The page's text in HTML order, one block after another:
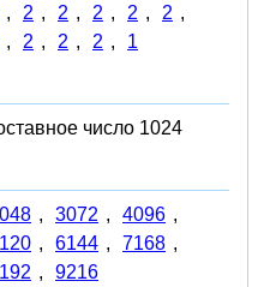
, 2 , 2 , 2 , 2 , 2 ,
, 2 , 2 , 2 , 1
число 1024
, 3072 , 4096 ,
, 6144 , 7168 ,
, 9216